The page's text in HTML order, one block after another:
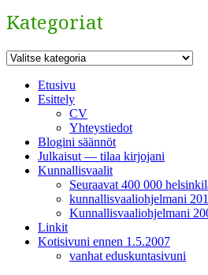
Kategoriat
Kategoriat
Etusivu
Esittely
CV
Yhteystiedot
Blogini säännöt
Julkaisut — tilaa kirjojani
Kunnallisvaalit
Seuraavat 400 000
kunnallisvaaliohjelmani
Kunnallisvaaliohjelmani
Linkit
Kotisivuni ennen 1.5.2007
vanhat eduskuntasivuni